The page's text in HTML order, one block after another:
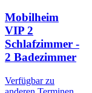
Mobilheim
VIP 2
Schlafzimmer -
2 Badezimmer
Verfügbar zu